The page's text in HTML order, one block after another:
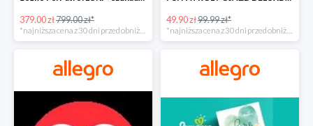
379.00 zł799.00 zł* 49.90 zł99.99 zł*